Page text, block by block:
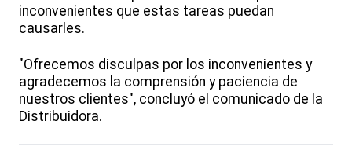
inconvenientes que estas tareas puedan
causarles.
"Ofrecemos disculpas por los inconvenientes y
agradecemos la comprensión y paciencia de
nuestros clientes", concluyó el comunicado de la
Distribuidora.